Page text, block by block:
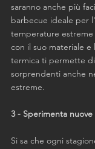
saranno anche più
barbecue ideale per
temperature estreme
con il suo materiale
termica ti permette
sorprendenti anche
estreme.
3 - Sperimenta nuove
Si sa che ogni